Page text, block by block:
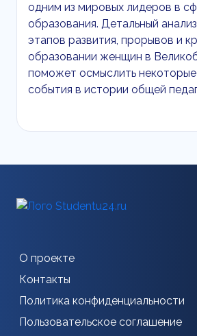
одним из мировых лидеров в
образования. Детальный
этапов развития, прорывов и
образовании женщин в
поможет осмыслить некоторые
события в истории общей
О проекте
Контакты
Политика конфиденциальности
Пользовательское соглашение